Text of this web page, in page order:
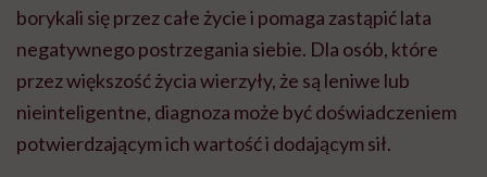
borykali się przez całe życie i pomaga zastąpić lata
negatywnego postrzegania siebie. Dla osób, które
przez większość życia wierzyły, że są leniwe lub
nieinteligentne, diagnoza może być doświadczeniem
potwierdzającym ich wartość i dodającym sił.